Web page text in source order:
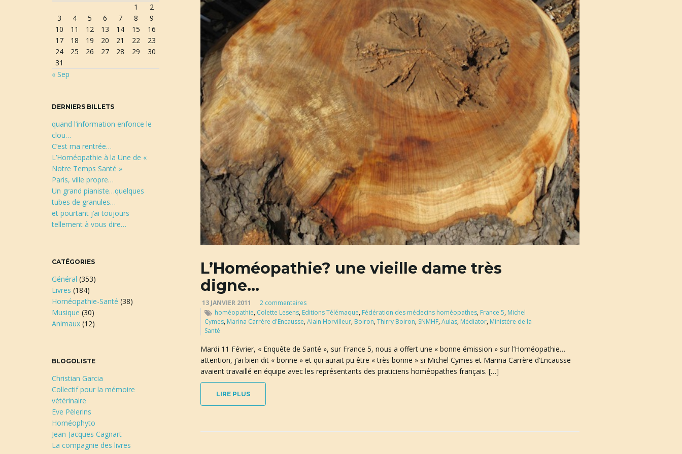
L’Homéopathie? une vieille dame très
digne…
13 JANVIER 2011
2 commentaires
homéopathie, Colette Lesens, Editions Télémaque, Fédération des médecins homéopathes, France 5, Michel
Cymes, Marina Carrère d'Encausse,Alain Horvilleur, Boiron,Thirry Boiron, SNMHF,Aulas, Médiator, Ministère de la
Santé
Mardi 11 Février, « Enquête de Santé », sur France 5, nous a offert une « bonne émission » sur l’Homéopathie…
attention, j’ai bien dit « bonne » et qui aurait pu être « très bonne » si Michel Cymes et Marina Carrère d’Encausse
avaient travaillé en équipe avec les représentants des praticiens homéopathes français. […]
LIRE PLUS
c
« Sep
1
2
3
4 5 6 7 8
9
10
11 12 13 14 15
16
17
18 19 20 21 22
23
24
25 26 27 28 29
30
31
DERNIERS BILLETS
quand l’information enfonce le
clou…
C’est ma rentrée…
L’Homéopathie à la Une de «
Notre Temps Santé »
Paris, ville propre…
Un grand pianiste…quelques
tubes de granules…
et pourtant j’ai toujours
tellement à vous dire…
CATÉGORIES
Général (353)
Livres (184)
Homéopathie-Santé (38)
Musique (30)
Animaux (12)
BLOGOLISTE
Christian Garcia
Collectif pour la mémoire
vétérinaire
Eve Pèlerins
Homéophyto
Jean-Jacques Cagnart
La compagnie des livres